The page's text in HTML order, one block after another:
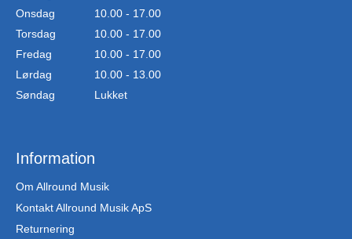
Onsdag
10.00 - 17.00
Torsdag
10.00 - 17.00
Fredag
10.00 - 17.00
Lørdag
10.00 - 13.00
Søndag
Lukket
Information
Om Allround Musik
Kontakt Allround Musik ApS
Returnering